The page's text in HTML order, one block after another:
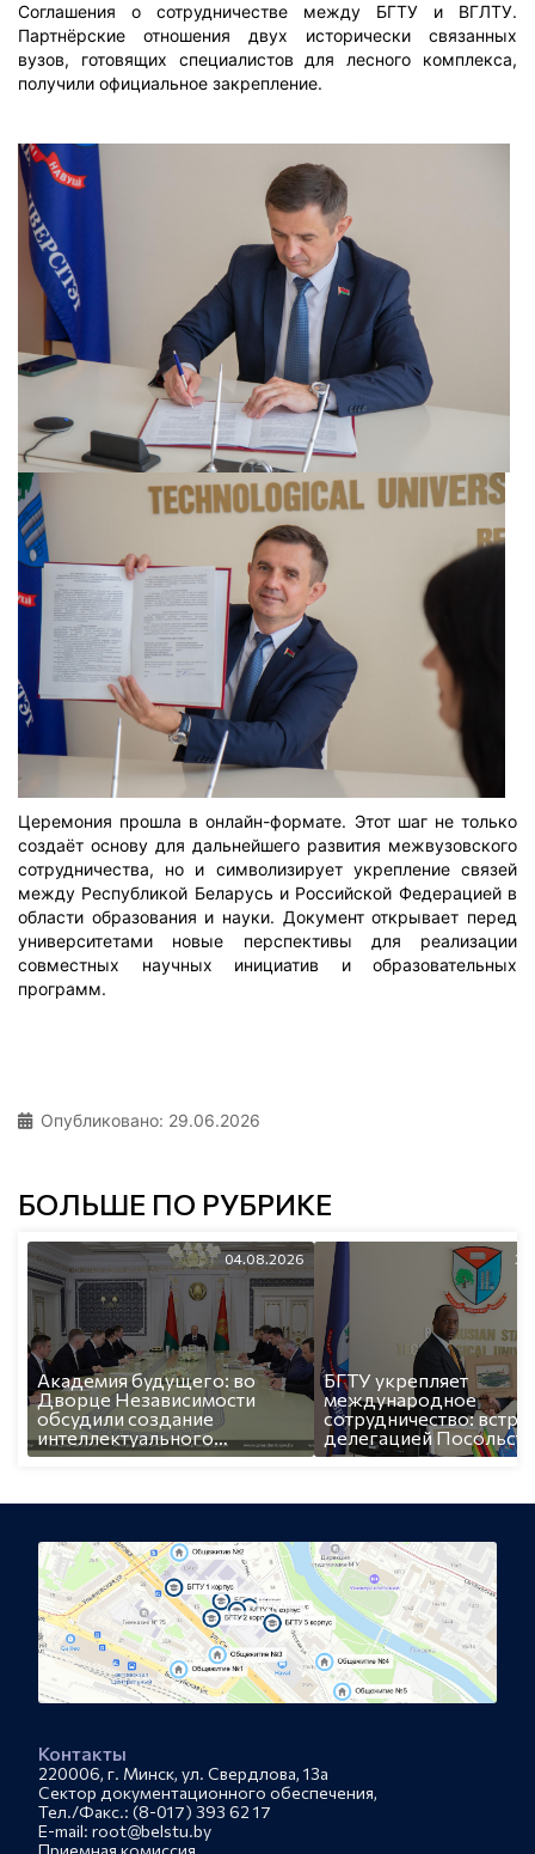
Соглашения о сотрудничестве между БГТУ и ВГЛТУ.
Партнёрские отношения двух исторически связанных
вузов, готовящих специалистов для лесного комплекса,
получили официальное закрепление.
Церемония прошла в онлайн-формате. Этот шаг не только
создаёт основу для дальнейшего развития межвузовского
сотрудничества, но и символизирует укрепление связей
между Республикой Беларусь и Российской Федерацией в
области образования и науки. Документ открывает перед
университетами новые перспективы для реализации
совместных научных инициатив и образовательных
программ.
Опубликовано: 29.06.2026
БОЛЬШЕ ПО РУБРИКЕ
Академия будущего: во
Дворце Независимости
обсудили создание
интеллектуального
локомотива страны
04.08.2026
БГТУ укрепляет
международное
сотрудничество:
делегацией
Республики Зимбабве
Контакты
220006, г. Минск, ул. Свердлова, 13а
Сектор документационного обеспечения,
Тел./Факс.: (8-017) 393 62 17
E-mail: root@belstu.by
Приемная комиссия,